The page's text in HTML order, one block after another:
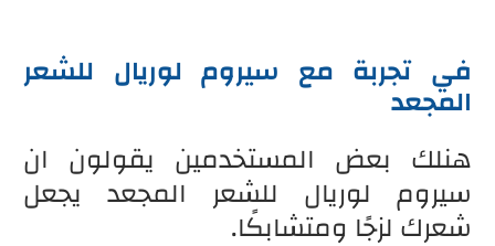
في تجربة مع سيروم لوريال للشعر
المجعد
هنلك بعض المستخدمين يقولون ان
سيروم لوريال للشعر المجعد يجعل
شعرك لزجًا ومتشابكًا.